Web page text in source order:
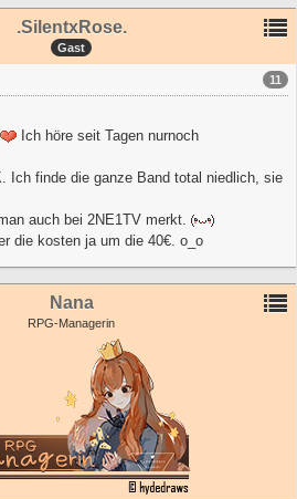
.SilentxRose.
Gast
11
Ich höre seit Tagen nurnoch
Ich finde die ganze Band total niedlich, sie
auch bei 2NE1TV merkt.
die kosten ja um die 40€. o_o
Nana
RPG-Managerin